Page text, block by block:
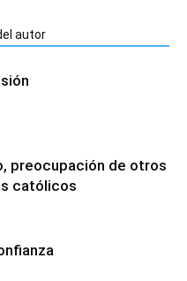
autor
preocupación de otros
católicos